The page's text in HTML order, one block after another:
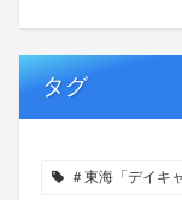
タグ
＃東海「デイキ